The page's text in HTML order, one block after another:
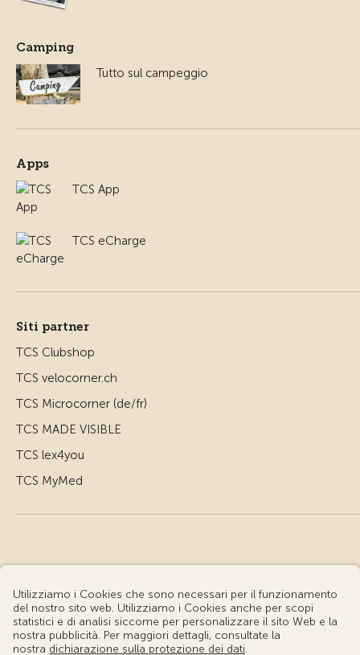
Camping
Tutto sul campeggio
Apps
TCS App
TCS eCharge
Siti partner
TCS Clubshop
TCS velocorner.ch
TCS Microcorner (de/fr)
TCS MADE VISIBLE
TCS lex4you
TCS MyMed